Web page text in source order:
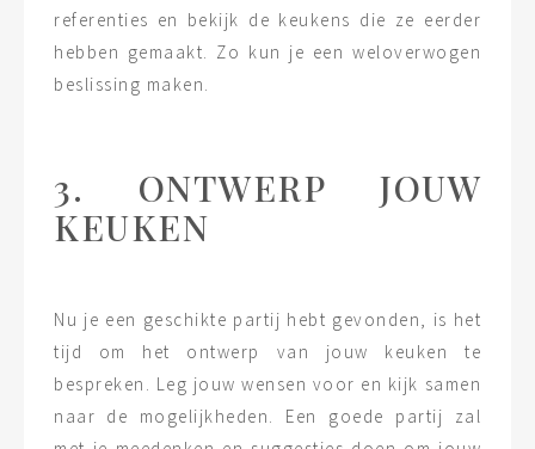
referenties en bekijk de keukens die ze eerder
hebben gemaakt. Zo kun je een weloverwogen
beslissing maken.
3. ONTWERP JOUW
KEUKEN
Nu je een geschikte partij hebt gevonden, is het
tijd om het ontwerp van jouw keuken te
bespreken. Leg jouw wensen voor en kijk samen
naar de mogelijkheden. Een goede partij zal